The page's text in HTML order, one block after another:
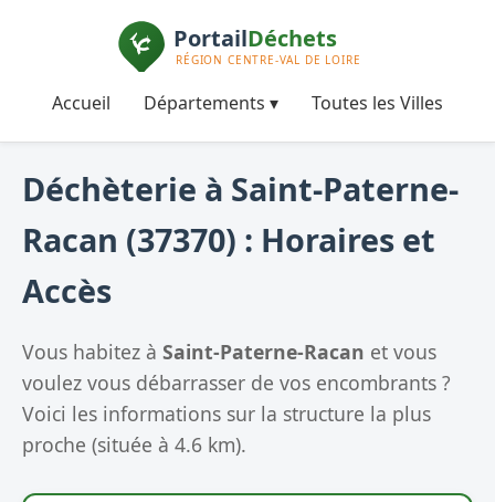
Accueil Départements ▾ Toutes les Villes
Déchèterie à Saint-Paterne-
Racan (37370) : Horaires et
Accès
Vous habitez à Saint-Paterne-Racan et vous
voulez vous débarrasser de vos encombrants ?
Voici les informations sur la structure la plus
proche (située à 4.6 km).